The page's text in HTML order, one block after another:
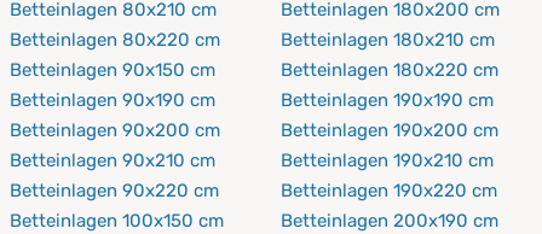
Betteinlagen 80x210 cm
Betteinlagen 80x220 cm
Betteinlagen 90x150 cm
Betteinlagen 90x190 cm
Betteinlagen 90x200 cm
Betteinlagen 90x210 cm
Betteinlagen 90x220 cm
Betteinlagen 100x150 cm
Betteinlagen 180x200 cm
Betteinlagen 180x210 cm
Betteinlagen 180x220 cm
Betteinlagen 190x190 cm
Betteinlagen 190x200 cm
Betteinlagen 190x210 cm
Betteinlagen 190x220 cm
Betteinlagen 200x190 cm